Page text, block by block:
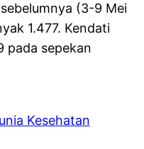
(3-9 Mei
1.477. Kendati
pada sepekan
Kesehatan